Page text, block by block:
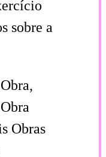
sobre a
Obras